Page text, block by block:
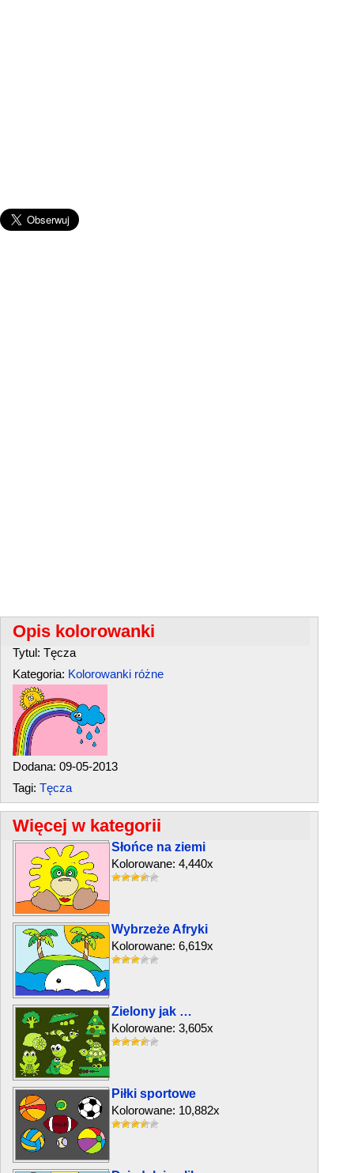
Opis kolorowanki
Tytul: Tęcza
Kategoria: Kolorowanki różne
Dodana: 09-05-2013
Tagi: Tęcza
Więcej w kategorii
Słońce na ziemi
Kolorowane: 4,440x
Wybrzeże Afryki
Kolorowane: 6,619x
Zielony jak …
Kolorowane: 3,605x
Piłki sportowe
Kolorowane: 10,882x